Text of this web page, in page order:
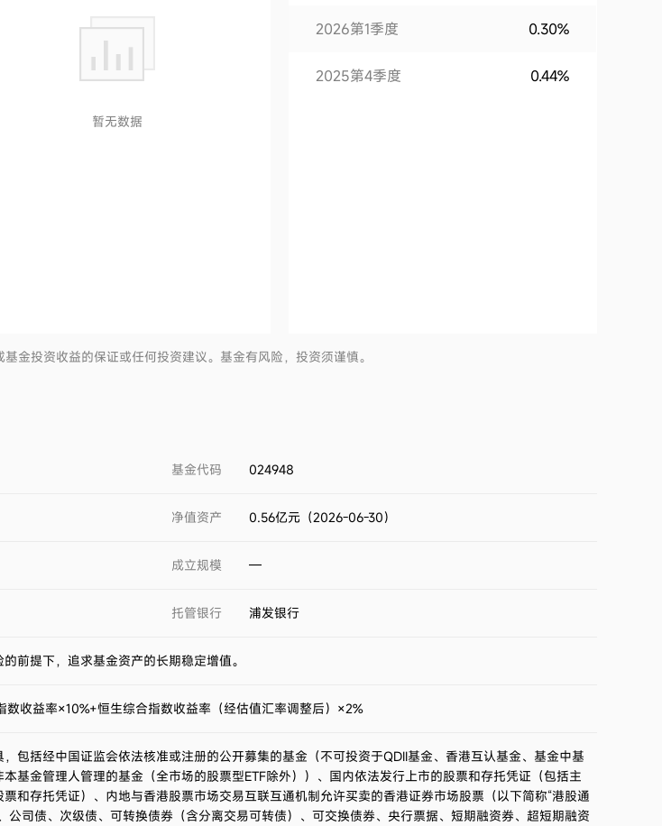
暂无数据
2026第1季度 0.30%
2025第4季度 0.44%
金投资收益的保证或任何投资建议。基金有风险，投资须谨慎。
基金代码 024948
净值资产 0.56亿元（2026-06-30）
成立规模 —
托管银行 浦发银行
前提下，追求基金资产的长期稳定增值。
收益率×10%+恒生综合指数收益率（经估值汇率调整后）×2%
包括经中国证监会依法核准或注册的公开募集的基金（不可投资于QDII基金、香港互认基金、基金中基
基金管理人管理的基金（全市场的股票型ETF除外））、国内依法发行上市的股票和存托凭证（包括主
和存托凭证）、内地与香港股票市场交易互联互通机制允许买卖的香港证券市场股票（以下简称“港股通
公司债、次级债、可转换债券（含分离交易可转债）、可交换债券、央行票据、短期融资券、超短期融资